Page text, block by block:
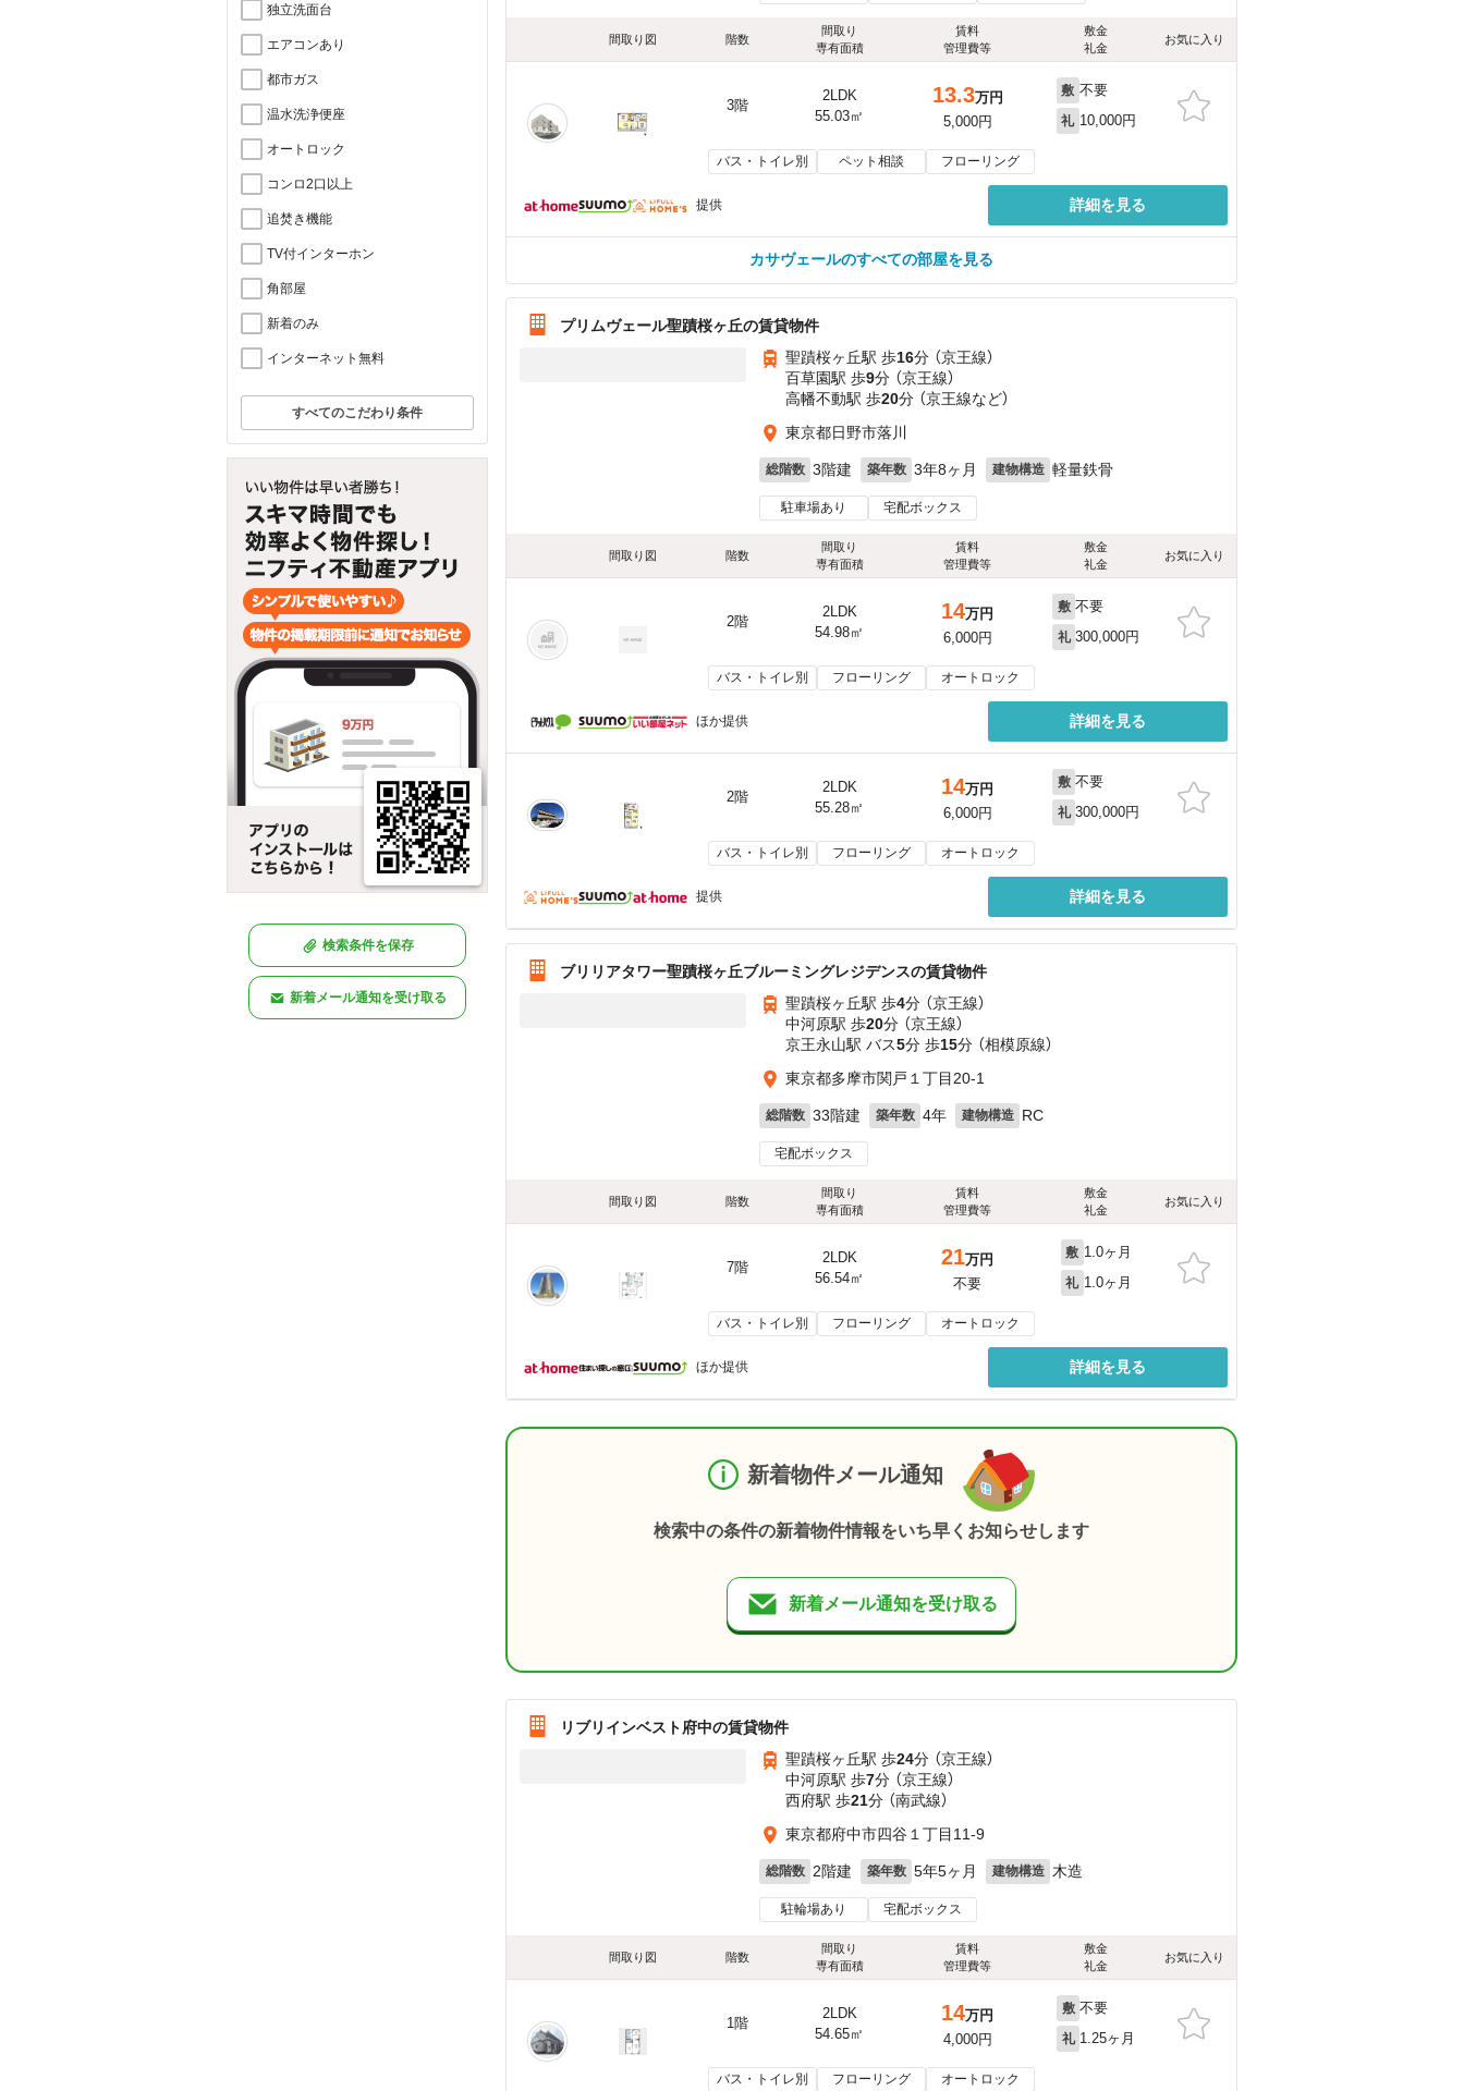
独立洗面台
エアコンあり
都市ガス
温水洗浄便座
オートロック
コンロ2口以上
追焚き機能
TV付インターホン
角部屋
新着のみ
インターネット無料
すべてのこだわり条件
検索条件を保存
新着メール通知を受け取る
間取り図 階数
間取り
専有面積
賃料
管理費等
敷金
礼金
お気に入り
3階
2LDK
55.03㎡
13.3万円
5,000円
敷 不要
礼 10,000円
バス・トイレ別 ペット相談 フローリング
提供 詳細を見る
カサヴェールのすべての部屋を見る
プリムヴェール聖蹟桜ヶ丘の賃貸物件
聖蹟桜ヶ丘駅 歩16分 （京王線）
百草園駅 歩9分 （京王線）
高幡不動駅 歩20分 （京王線など）
東京都日野市落川
総階数 3階建 築年数 3年8ヶ月 建物構造 軽量鉄骨
駐車場あり 宅配ボックス
間取り図 階数
間取り
専有面積
賃料
管理費等
敷金
礼金
お気に入り
2階
2LDK
54.98㎡
14万円
6,000円
敷 不要
礼 300,000円
バス・トイレ別 フローリング オートロック
ほか提供 詳細を見る
2階
2LDK
55.28㎡
14万円
6,000円
敷 不要
礼 300,000円
バス・トイレ別 フローリング オートロック
提供 詳細を見る
ブリリアタワー聖蹟桜ヶ丘ブルーミングレジデンスの賃貸物件
聖蹟桜ヶ丘駅 歩4分 （京王線）
中河原駅 歩20分 （京王線）
京王永山駅 バス5分 歩15分 （相模原線）
東京都多摩市関戸１丁目20-1
総階数 33階建 築年数 4年 建物構造 RC
宅配ボックス
間取り図 階数
間取り
専有面積
賃料
管理費等
敷金
礼金
お気に入り
7階
2LDK
56.54㎡
21万円
不要
敷 1.0ヶ月
礼 1.0ヶ月
バス・トイレ別 フローリング オートロック
ほか提供 詳細を見る
新着物件メール通知
検索中の条件の新着物件情報をいち早くお知らせします
新着メール通知を受け取る
リブリインベスト府中の賃貸物件
聖蹟桜ヶ丘駅 歩24分 （京王線）
中河原駅 歩7分 （京王線）
西府駅 歩21分 （南武線）
東京都府中市四谷１丁目11-9
総階数 2階建 築年数 5年5ヶ月 建物構造 木造
駐輪場あり 宅配ボックス
間取り図 階数
間取り
専有面積
賃料
管理費等
敷金
礼金
お気に入り
1階
2LDK
54.65㎡
14万円
4,000円
敷 不要
礼 1.25ヶ月
バス・トイレ別 フローリング オートロック